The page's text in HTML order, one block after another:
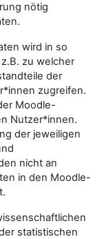
nötig
wird in so
zu welcher
der
zugreifen.
Moodle-
Nutzer*innen.
der jeweiligen
nicht an
in den Moodle-
statistischen